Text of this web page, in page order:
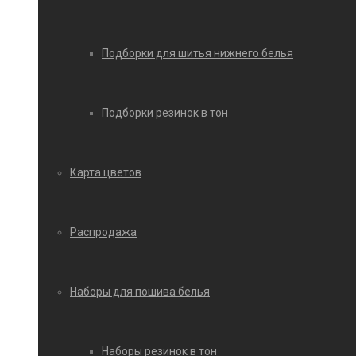
Подборки для шитья нижнего белья
Подборки резинок в тон
Карта цветов
Распродажа
Наборы для пошива белья
Наборы резинок в тон